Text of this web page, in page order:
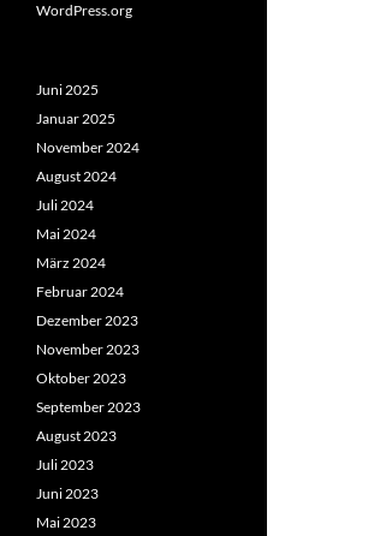
WordPress.org
Juni 2025
Januar 2025
November 2024
August 2024
Juli 2024
Mai 2024
März 2024
Februar 2024
Dezember 2023
November 2023
Oktober 2023
September 2023
August 2023
Juli 2023
Juni 2023
Mai 2023